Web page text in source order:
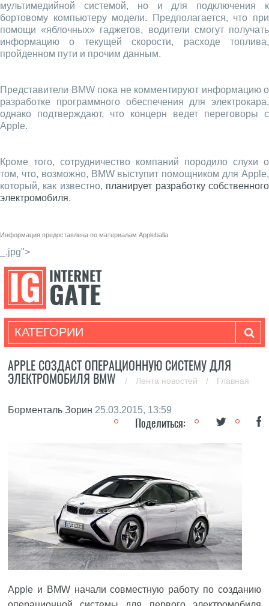
мультимедийной системой, но и для подключения к
бортовому компьютеру модели. Предполагается, что при
помощи «яблочных» гаджетов, водители смогут получать
информацию о текущей скорости, расходе топлива,
пройденном пути и прочим данным.
Представители BMW пока не комментируют информацию о
разработке программного обеспечения для электрокара,
однако подтверждают, что концерн ведет переговоры с
Apple.
Кроме того, сотрудничество компаний породило слухи о
том, что, возможно, BMW выступит помощником для Apple,
который, как известно, планирует разработку собственного
электромобиля.
Информация предоставлена по материалам Appleballa
_.jpg">
КАТЕГОРИИ
APPLE СОЗДАСТ ОПЕРАЦИОННУЮ СИСТЕМУ ДЛЯ
ЭЛЕКТРОМОБИЛЯ BMW
/ Лента новостей / Главная
Борменталь Зорин 25.03.2015, 13:59
Поделиться:
Apple и BMW начали совместную работу по созданию